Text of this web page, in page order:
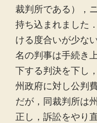
裁判所である），
持ち込まれました
ける度合いが少な
名の判事は手続き
下する判決を下し
州政府に対し公判
だが，同裁判所は
正し，訴訟をやり